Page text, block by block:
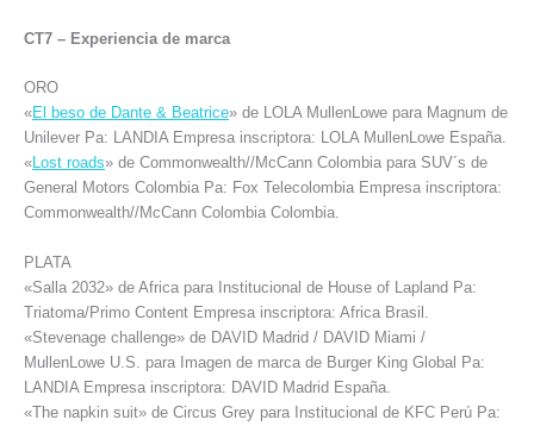
CT7 – Experiencia de marca
ORO
«El beso de Dante & Beatrice» de LOLA MullenLowe para Magnum de
Unilever Pa: LANDIA Empresa inscriptora: LOLA MullenLowe España.
«Lost roads» de Commonwealth//McCann Colombia para SUV´s de
General Motors Colombia Pa: Fox Telecolombia Empresa inscriptora:
Commonwealth//McCann Colombia Colombia.
PLATA
«Salla 2032» de Africa para Institucional de House of Lapland Pa:
Triatoma/Primo Content Empresa inscriptora: Africa Brasil.
«Stevenage challenge» de DAVID Madrid / DAVID Miami /
MullenLowe U.S. para Imagen de marca de Burger King Global Pa:
LANDIA Empresa inscriptora: DAVID Madrid España.
«The napkin suit» de Circus Grey para Institucional de KFC Perú Pa: